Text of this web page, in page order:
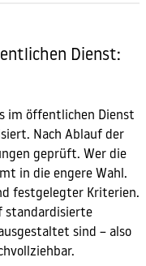
Dienst:
im öffentlichen Dienst
Nach Ablauf der
geprüft. Wer die
in die engere Wahl.
festgelegter Kriterien.
standardisierte
sind – also